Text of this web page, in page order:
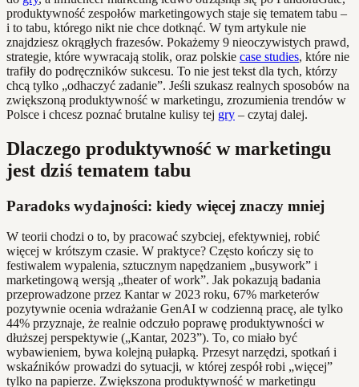
produktywność zespołów marketingowych staje się tematem tabu –
i to tabu, którego nikt nie chce dotknąć. W tym artykule nie
znajdziesz okrągłych frazesów. Pokażemy 9 nieoczywistych prawd,
strategie, które wywracają stolik, oraz polskie case studies, które nie
trafiły do podręczników sukcesu. To nie jest tekst dla tych, którzy
chcą tylko „odhaczyć zadanie”. Jeśli szukasz realnych sposobów na
zwiększoną produktywność w marketingu, zrozumienia trendów w
Polsce i chcesz poznać brutalne kulisy tej gry – czytaj dalej.
Dlaczego produktywność w marketingu
jest dziś tematem tabu
Paradoks wydajności: kiedy więcej znaczy mniej
W teorii chodzi o to, by pracować szybciej, efektywniej, robić
więcej w krótszym czasie. W praktyce? Często kończy się to
festiwalem wypalenia, sztucznym napędzaniem „busywork” i
marketingową wersją „theater of work”. Jak pokazują badania
przeprowadzone przez Kantar w 2023 roku, 67% marketerów
pozytywnie ocenia wdrażanie GenAI w codzienną pracę, ale tylko
44% przyznaje, że realnie odczuło poprawę produktywności w
dłuższej perspektywie („Kantar, 2023”). To, co miało być
wybawieniem, bywa kolejną pułapką. Przesyt narzędzi, spotkań i
wskaźników prowadzi do sytuacji, w której zespół robi „więcej”
tylko na papierze. Zwiększona produktywność w marketingu